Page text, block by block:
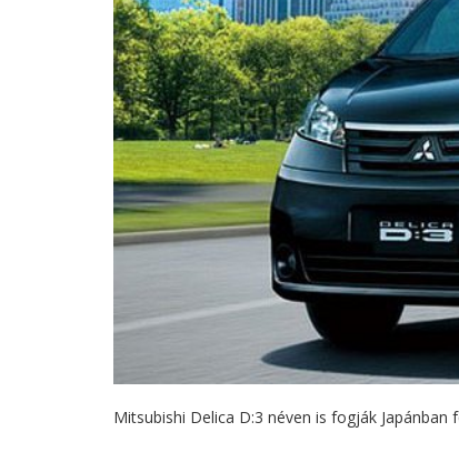
Mitsubishi Delica D:3 néven is fogják